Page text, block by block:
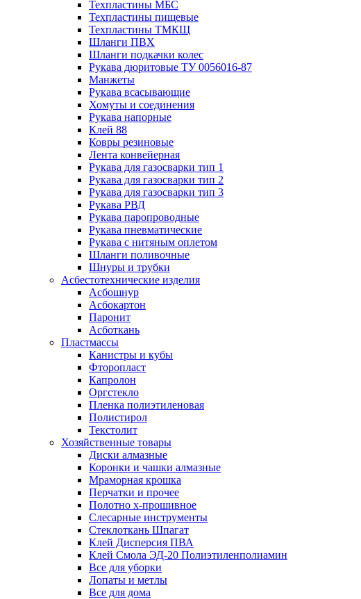
Техпластины МБС
Техпластины пищевые
Техпластины ТМКЩ
Шланги ПВХ
Шланги подкачки колес
Рукава дюритовые ТУ 0056016-87
Манжеты
Рукава всасывающие
Хомуты и соединения
Рукава напорные
Клей 88
Ковры резиновые
Лента конвейерная
Рукава для газосварки тип 1
Рукава для газосварки тип 2
Рукава для газосварки тип 3
Рукава РВД
Рукава паропроводные
Рукава пневматические
Рукава с нитяным оплетом
Шланги поливочные
Шнуры и трубки
Асбестотехнические изделия
Асбошнур
Асбокартон
Паронит
Асботкань
Пластмассы
Канистры и кубы
Фторопласт
Капролон
Оргстекло
Пленка полиэтиленовая
Полистирол
Текстолит
Хозяйственные товары
Диски алмазные
Коронки и чашки алмазные
Мраморная крошка
Перчатки и прочее
Полотно х-прошивное
Слесарные инструменты
Стеклоткань Шпагат
Клей Дисперсия ПВА
Клей Смола ЭД-20 Полиэтиленполиамин
Все для уборки
Лопаты и метлы
Все для дома